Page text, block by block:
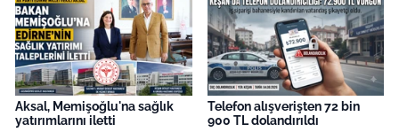
Aksal, Memişoğlu'na sağlık
yatırımlarını iletti
Telefon alışverişten 72 bin
900 TL dolandırıldı
Gündem-Eğitim